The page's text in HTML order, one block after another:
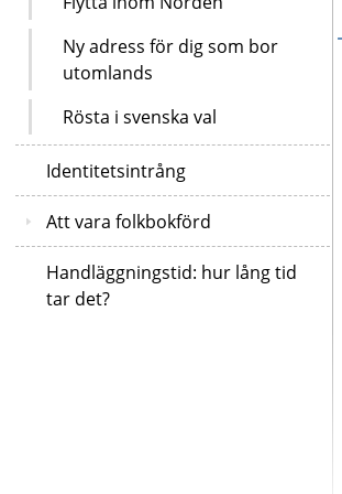
Ny adress för dig som bor
utomlands
Rösta i svenska val
Identitetsintrång
Att vara folkbokförd
Handläggningstid: hur lång tid
tar det?